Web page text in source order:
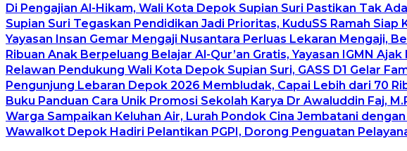
Di Pengajian Al-Hikam, Wali Kota Depok Supian Suri Pastikan Tak
Supian Suri Tegaskan Pendidikan Jadi Prioritas, KuduSS Ramah
Yayasan Insan Gemar Mengaji Nusantara Perluas Lekaran Mengaji,
Ribuan Anak Berpeluang Belajar Al-Qur’an Gratis, Yayasan IGMN
Relawan Pendukung Wali Kota Depok Supian Suri, GASS D1 Gelar
Pengunjung Lebaran Depok 2026 Membludak, Capai Lebih dari 70
Buku Panduan Cara Unik Promosi Sekolah Karya Dr Awaluddin Faj,
Warga Sampaikan Keluhan Air, Lurah Pondok Cina Jembatani
Wawalkot Depok Hadiri Pelantikan PGPI, Dorong Penguatan